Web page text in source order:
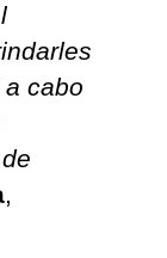
cabo
,